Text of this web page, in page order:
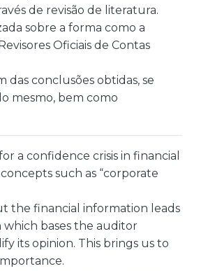
de revisão de literatura.
sobre a forma como a
Oficiais de Contas
das conclusões obtidas, se
mesmo, bem como
a confidence crisis in financial
such as “corporate
the financial information leads
bases the auditor
its opinion. This brings us to